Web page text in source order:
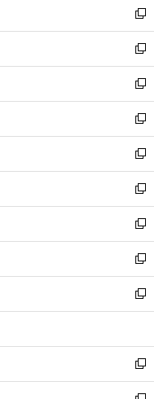
ド
ウ
で
開
く
ィ
ン
ド
ウ
で
開
く
い
ウ
ィ
ン
ド
ウ
で
開
く
新
し
い
ウ
ィ
ン
ド
ウ
で
開
く
新
し
い
ウ
ィ
ン
ド
ウ
で
開
く
新
し
い
ウ
ィ
ン
ド
ウ
で
開
く
新
し
い
ウ
ィ
ン
ド
ウ
で
開
く
新
し
い
ウ
ィ
ン
ド
ウ
で
開
新
し
い
ウ
ィ
ン
ド
ウ
開
く
新
し
い
ウ
ィ
ン
ウ
で
開
新
し
い
ウ
ン
ド
ウ
新
し
ウ
ィ
ン
新
し